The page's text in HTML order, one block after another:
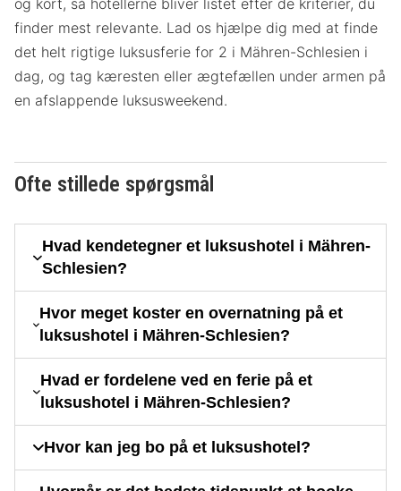
og kort, så hotellerne bliver listet efter de kriterier, du
finder mest relevante. Lad os hjælpe dig med at finde
det helt rigtige luksusferie for 2 i Mähren-Schlesien i
dag, og tag kæresten eller ægtefællen under armen på
en afslappende luksusweekend.
Ofte stillede spørgsmål
Hvad kendetegner et luksushotel i Mähren-
Schlesien?
Hvor meget koster en overnatning på et
luksushotel i Mähren-Schlesien?
Hvad er fordelene ved en ferie på et
luksushotel i Mähren-Schlesien?
Hvor kan jeg bo på et luksushotel?